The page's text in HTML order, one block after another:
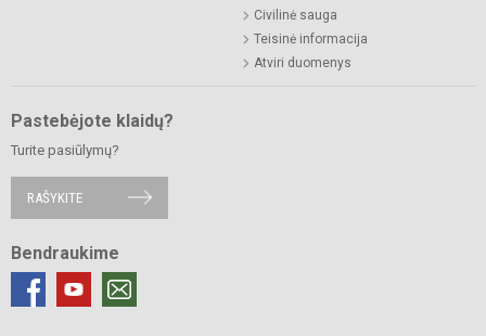
Civilinė sauga
Teisinė informacija
Atviri duomenys
Pastebėjote klaidų?
Turite pasiūlymų?
RAŠYKITE
Bendraukime